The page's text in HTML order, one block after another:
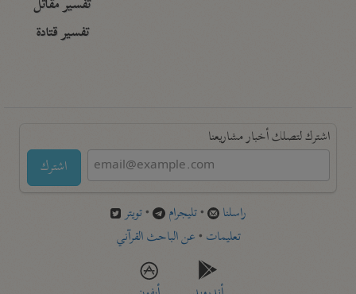
تفسير مقاتل
تفسير قتادة
اشترك لتصلك أخبار مشاريعنا
اشترك
راسلنا •تليجرام •تويتر
تعليمات •عن الباحث القرآني